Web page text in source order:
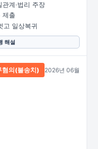
계·법리 주장
제출
고 일상복귀
해설
혐의(불송치) 2026년 06월